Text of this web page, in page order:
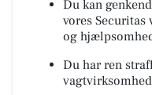
Du kan
vores
og
Du har ren
vagtvirksomhed